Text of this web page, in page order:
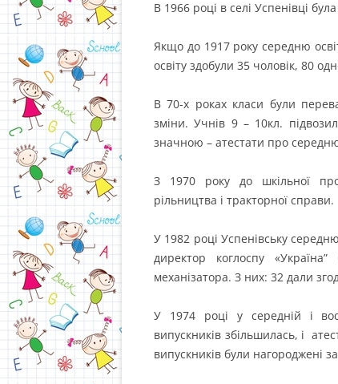
В 1966 році в селі Успенівці
Якщо до 1917 року середню
освіту здобули 35 чоловік, 80
В 70-х роках класи були
зміни. Учнів 9 – 10кл.
значною – атестати про
З 1970 року до шкільної
рільництва і тракторної справи.
У 1982 році Успенівську
директор коглоспу
механізатора. З них: 32 дали
У 1974 році у середній і
випускників збільшилась, і
випускників були нагороджені